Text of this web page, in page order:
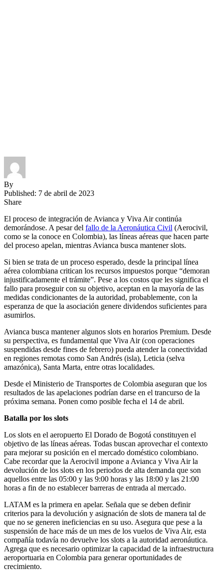
By
Published: 7 de abril de 2023
Share
El proceso de integración de Avianca y Viva Air continúa
demorándose. A pesar del fallo de la Aeronáutica Civil (Aerocivil,
como se la conoce en Colombia), las líneas aéreas que hacen parte
del proceso apelan, mientras Avianca busca mantener slots.
Si bien se trata de un proceso esperado, desde la principal línea
aérea colombiana critican los recursos impuestos porque “demoran
injustificadamente el trámite”. Pese a los costos que les significa el
fallo para proseguir con su objetivo, aceptan en la mayoría de las
medidas condicionantes de la autoridad, probablemente, con la
esperanza de que la asociación genere dividendos suficientes para
asumirlos.
Avianca busca mantener algunos slots en horarios Premium. Desde
su perspectiva, es fundamental que Viva Air (con operaciones
suspendidas desde fines de febrero) pueda atender la conectividad
en regiones remotas como San Andrés (isla), Leticia (selva
amazónica), Santa Marta, entre otras localidades.
Desde el Ministerio de Transportes de Colombia aseguran que los
resultados de las apelaciones podrían darse en el trancurso de la
próxima semana. Ponen como posible fecha el 14 de abril.
Batalla por los slots
Los slots en el aeropuerto El Dorado de Bogotá constituyen el
objetivo de las líneas aéreas. Todas buscan aprovechar el contexto
para mejorar su posición en el mercado doméstico colombiano.
Cabe recordar que la Aerocivil impone a Avianca y Viva Air la
devolución de los slots en los periodos de alta demanda que son
aquellos entre las 05:00 y las 9:00 horas y las 18:00 y las 21:00
horas a fin de no establecer barreras de entrada al mercado.
LATAM es la primera en apelar. Señala que se deben definir
criterios para la devolución y asignación de slots de manera tal de
que no se generen ineficiencias en su uso. Asegura que pese a la
suspensión de hace más de un mes de los vuelos de Viva Air, esta
compañía todavía no devuelve los slots a la autoridad aeronáutica.
Agrega que es necesario optimizar la capacidad de la infraestructura
aeroportuaria en Colombia para generar oportunidades de
crecimiento.